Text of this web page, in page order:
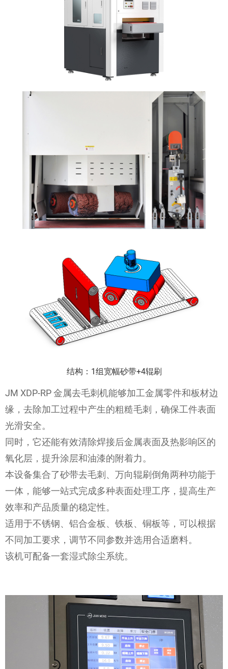
结构：1组宽幅砂带+4辊刷
JM XDP-RP 金属去毛刺机能够加工金属零件和板材边
缘，去除加工过程中产生的粗糙毛刺，确保工件表面
光滑安全。
同时，它还能有效清除焊接后金属表面及热影响区的
氧化层，提升涂层和油漆的附着力。
本设备集合了砂带去毛刺、万向辊刷倒角两种功能于
一体，能够一站式完成多种表面处理工序，提高生产
效率和产品质量的稳定性。
适用于不锈钢、铝合金板、铁板、铜板等，可以根据
不同加工要求，调节不同参数并选用合适磨料。
该机可配备一套湿式除尘系统。